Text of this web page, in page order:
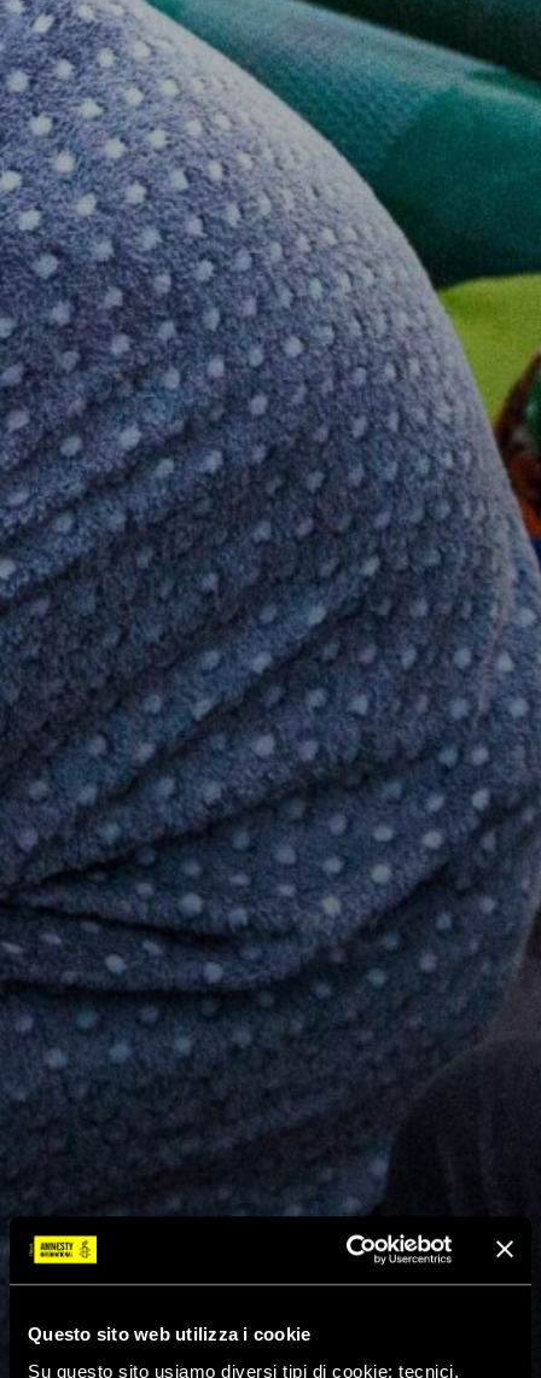
Questo sito web utilizza i cookie
Su questo sito usiamo diversi tipi di cookie: tecnici,